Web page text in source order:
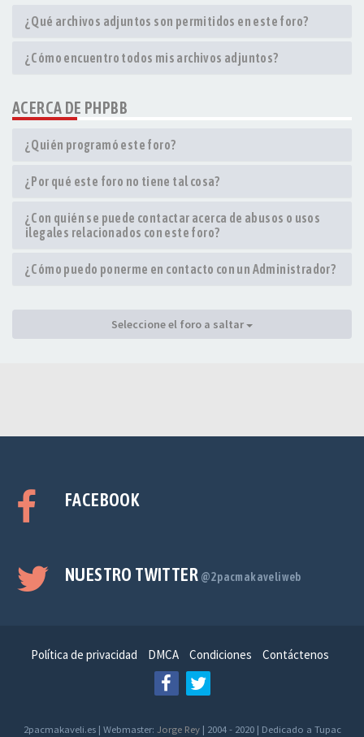
¿Qué archivos adjuntos son permitidos en este foro?
¿Cómo encuentro todos mis archivos adjuntos?
ACERCA DE PHPBB
¿Quién programó este foro?
¿Por qué este foro no tiene tal cosa?
¿Con quién se puede contactar acerca de abusos o usos
ilegales relacionados con este foro?
¿Cómo puedo ponerme en contacto con un Administrador?
Seleccione el foro a saltar
FACEBOOK
NUESTRO TWITTER @2pacmakaveliweb
Política de privacidad DMCA Condiciones Contáctenos
2pacmakaveli.es | Webmaster: Jorge Rey| 2004 - 2020 | Dedicado a Tupac